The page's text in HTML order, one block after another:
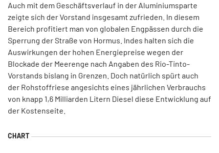
Auch mit dem Geschäftsverlauf in der Aluminiumsparte
zeigte sich der Vorstand insgesamt zufrieden. In diesem
Bereich profitiert man von globalen Engpässen durch die
Sperrung der Straße von Hormus. Indes halten sich die
Auswirkungen der hohen Energiepreise wegen der
Blockade der Meerenge nach Angaben des Rio-Tinto-
Vorstands bislang in Grenzen. Doch natürlich spürt auch
der Rohstoffriese angesichts eines jährlichen Verbrauchs
von knapp 1,6 Milliarden Litern Diesel diese Entwicklung auf
der Kostenseite.